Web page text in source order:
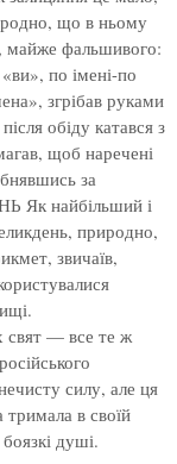
що в ньому
майже фальшивого:
по імені-по
згрібав руками
обіду катався з
щоб наречені
за
найбільший і
природно,
звичаїв,
свят — все те ж
силу, але ця
в своїй
душі.